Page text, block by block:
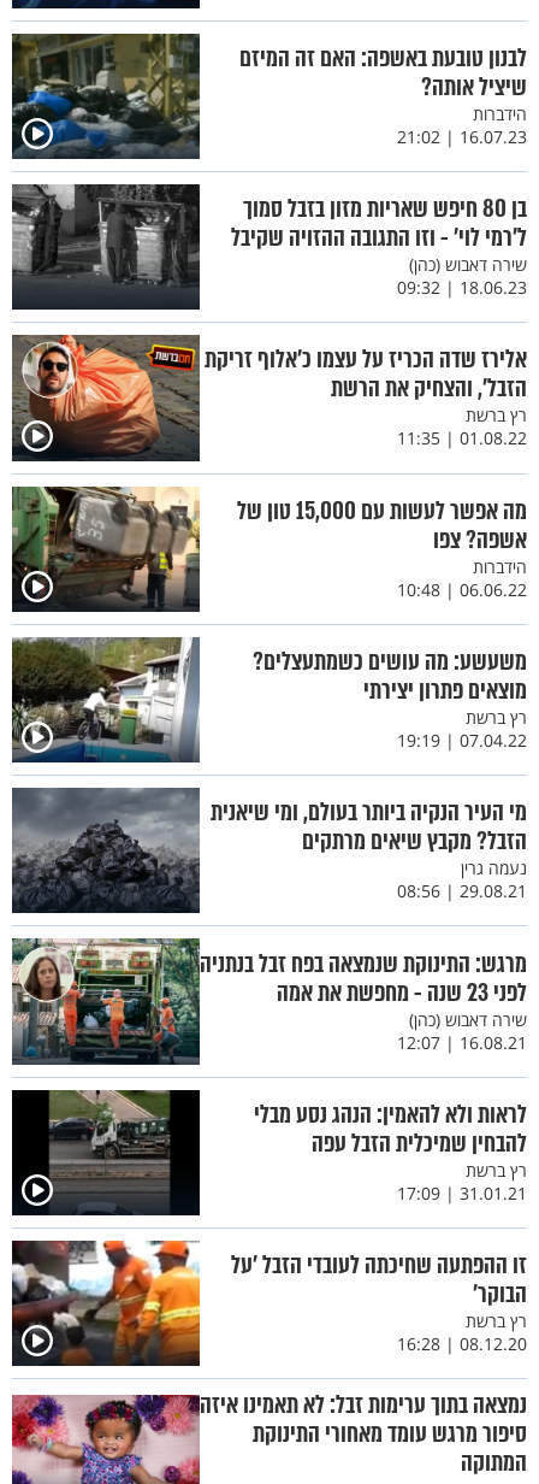
לבנון טובעת באשפה: האם זה המיזם
שיציל אותה?
הידברות
16.07.23 | 21:02
בן 80 חיפש שאריות מזון בזבל סמוך
ל'רמי לוי' - וזו התגובה ההזויה שקיבל
שירה דאבוש (כהן)
18.06.23 | 09:32
אלירז שדה הכריז על עצמו כ’אלוף זריקת
הזבל’, והצחיק את הרשת
רץ ברשת
01.08.22 | 11:35
מה אפשר לעשות עם 15,000 טון של
אשפה? צפו
הידברות
06.06.22 | 10:48
משעשע: מה עושים כשמתעצלים?
מוצאים פתרון יצירתי
רץ ברשת
07.04.22 | 19:19
מי העיר הנקיה ביותר בעולם, ומי שיאנית
הזבל? מקבץ שיאים מרתקים
נעמה גרין
29.08.21 | 08:56
מרגש: התינוקת שנמצאה בפח זבל בנתניה
לפני 23 שנה - מחפשת את אמה
שירה דאבוש (כהן)
16.08.21 | 12:07
לראות ולא להאמין: הנהג נסע מבלי
להבחין שמיכלית הזבל עפה
רץ ברשת
31.01.21 | 17:09
זו ההפתעה שחיכתה לעובדי הזבל ’על
הבוקר’
רץ ברשת
08.12.20 | 16:28
נמצאה בתוך ערימות זבל: לא תאמינו איזה
סיפור מרגש עומד מאחורי התינוקת
המתוקה